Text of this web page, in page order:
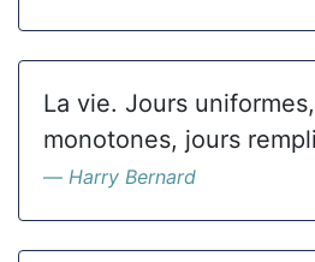
La vie. Jours
monotones, jours
Harry Bernard